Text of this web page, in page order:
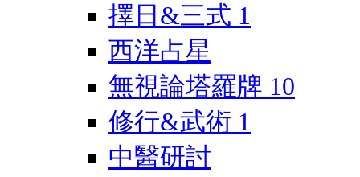
擇日&三式 1
西洋占星
無視論塔羅牌 10
修行&武術 1
中醫研討